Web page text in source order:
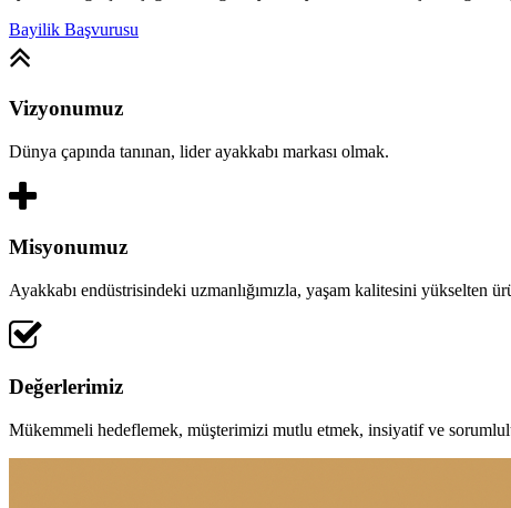
Bayilik Başvurusu
Vizyonumuz
Dünya çapında tanınan, lider ayakkabı markası olmak.
Misyonumuz
Ayakkabı endüstrisindeki uzmanlığımızla, yaşam kalitesini yükselten
Değerlerimiz
Mükemmeli hedeflemek, müşterimizi mutlu etmek, insiyatif ve